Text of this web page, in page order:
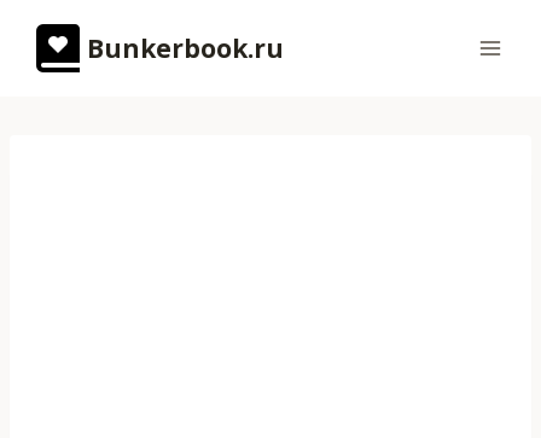
содержимому
Bunkerbook.ru